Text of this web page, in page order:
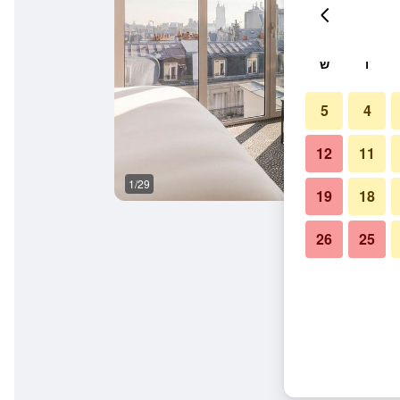
1/29
ו ש
4
5
11
12
18
19
25
26